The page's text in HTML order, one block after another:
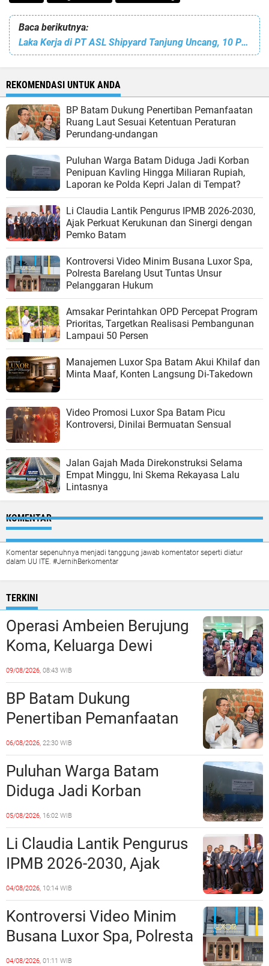
Baca berikutnya:
Laka Kerja di PT ASL Shipyard Tanjung Uncang, 10 Pekerja Dilaporkan Tewas 20 Alami Luka Bakar
REKOMENDASI UNTUK ANDA
BP Batam Dukung Penertiban Pemanfaatan
Ruang Laut Sesuai Ketentuan Peraturan
Perundang-undangan
Puluhan Warga Batam Diduga Jadi Korban
Penipuan Kavling Hingga Miliaran Rupiah,
Laporan ke Polda Kepri Jalan di Tempat?
Li Claudia Lantik Pengurus IPMB 2026-2030,
Ajak Perkuat Kerukunan dan Sinergi dengan
Pemko Batam
Kontroversi Video Minim Busana Luxor Spa,
Polresta Barelang Usut Tuntas Unsur
Pelanggaran Hukum
Amsakar Perintahkan OPD Percepat Program
Prioritas, Targetkan Realisasi Pembangunan
Lampaui 50 Persen
Manajemen Luxor Spa Batam Akui Khilaf dan
Minta Maaf, Konten Langsung Di-Takedown
Video Promosi Luxor Spa Batam Picu
Kontroversi, Dinilai Bermuatan Sensual
Jalan Gajah Mada Direkonstruksi Selama
Empat Minggu, Ini Skema Rekayasa Lalu
Lintasnya
KOMENTAR
Komentar sepenuhnya menjadi tanggung jawab komentator seperti diatur
dalam UU ITE. #JernihBerkomentar
TERKINI
Operasi Ambeien Berujung
Koma, Keluarga Dewi
Sartika Polisikan RS Awal
Bros Botania
09/08/2026, 08:43 WIB
BP Batam Dukung
Penertiban Pemanfaatan
Ruang Laut Sesuai
Ketentuan Peraturan
Perundang-undangan
06/08/2026, 22:30 WIB
Puluhan Warga Batam
Diduga Jadi Korban
Penipuan Kavling Hingga
Miliaran Rupiah, Laporan ke
Polda Kepri Jalan di
Tempat?
05/08/2026, 16:02 WIB
Li Claudia Lantik Pengurus
IPMB 2026-2030, Ajak
Perkuat Kerukunan dan
Sinergi dengan Pemko
Batam
04/08/2026, 10:14 WIB
Kontroversi Video Minim
Busana Luxor Spa, Polresta
Barelang Usut Tuntas
04/08/2026, 01:11 WIB